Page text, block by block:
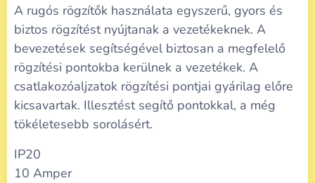
A rugós rögzítők használata egyszerű, gyors és
biztos rögzítést nyújtanak a vezetékeknek. A
bevezetések segítségével biztosan a megfelelő
rögzítési pontokba kerülnek a vezetékek. A
csatlakozóaljzatok rögzítési pontjai gyárilag előre
kicsavartak. Illesztést segítő pontokkal, a még
tökéletesebb sorolásért.
IP20
10 Amper